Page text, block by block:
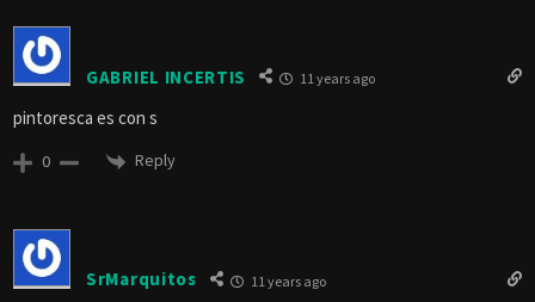
GABRIEL INCERTIS 11 years ago
pintoresca es con s
0 Reply
SrMarquitos 11 years ago